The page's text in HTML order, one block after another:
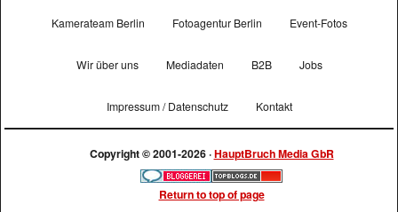
Kamerateam Berlin Fotoagentur Berlin Event-Fotos
Wir über uns Mediadaten B2B Jobs
Impressum / Datenschutz Kontakt
Copyright © 2001-2026 ·HauptBruch Media GbR
Return to top of page